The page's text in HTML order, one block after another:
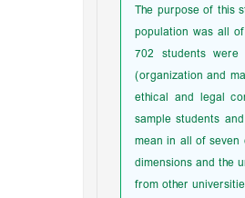
The purpose of this
population was all
702 students
(organization and
ethical and legal
sample students
mean in all of seven
dimensions and the
from other